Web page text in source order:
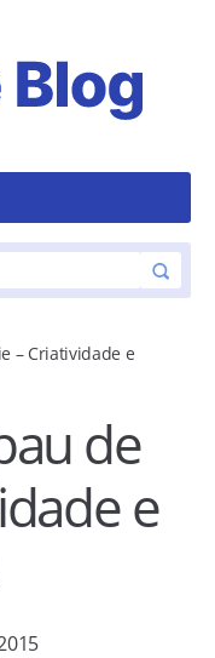
– Criatividade e
de
e